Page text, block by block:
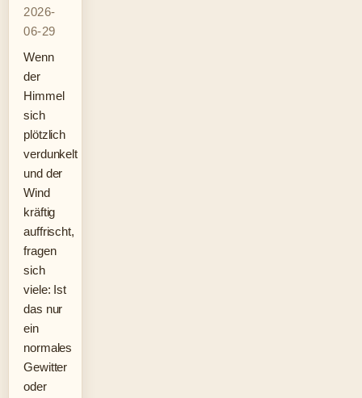
2026-
06-29
Wenn
der
Himmel
sich
plötzlich
verdunkelt
und der
Wind
kräftig
auffrischt,
fragen
sich
viele: Ist
das nur
ein
normales
Gewitter
oder